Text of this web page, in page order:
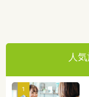
人
1